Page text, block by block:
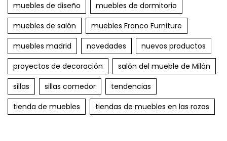
muebles de diseño
muebles de dormitorio
muebles de salón
muebles Franco Furniture
muebles madrid
novedades
nuevos productos
proyectos de decoración
salón del mueble de Milán
sillas
sillas comedor
tendencias
tienda de muebles
tiendas de muebles en las rozas